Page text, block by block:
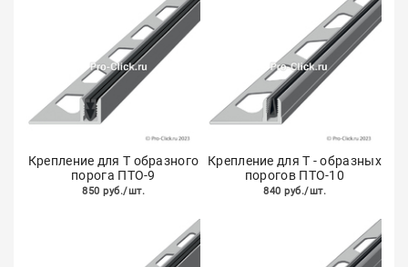
Крепление для Т образного
порога ПТО-9
850 руб./шт.
Крепление для Т - образных
порогов ПТО-10
840 руб./шт.